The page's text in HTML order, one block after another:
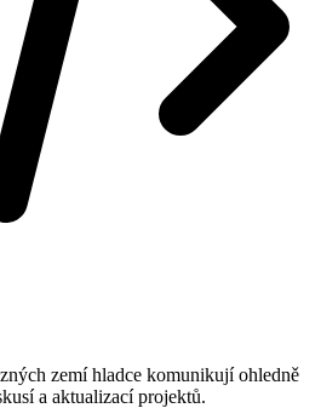
zemí hladce komunikují ohledně
a aktualizací projektů.